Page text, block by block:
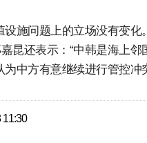
施问题上的立场没有变
昆还表示：“中韩是海上
中方有意继续进行管控冲
11:30